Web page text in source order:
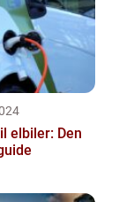
elbiler: Den